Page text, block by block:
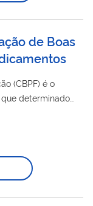
na...
de Boas
(CBPF) é o
determinado
de Fabricação.
e/ou
pela Anvisa
cumpre com as
ou Boas Práticas
na...